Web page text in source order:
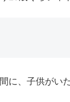
に、子供がい